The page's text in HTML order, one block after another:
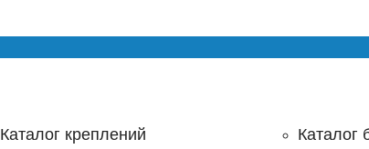
Каталог креплений Каталог